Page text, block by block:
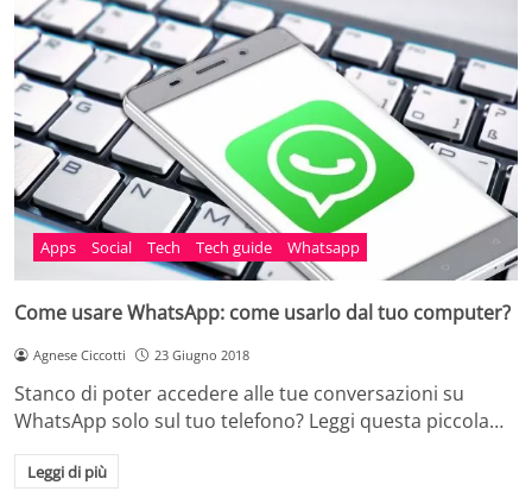
Apps Social Tech Tech guide Whatsapp
Come usare WhatsApp: come usarlo dal tuo computer?
Agnese Ciccotti 23 Giugno 2018
Stanco di poter accedere alle tue conversazioni su
WhatsApp solo sul tuo telefono? Leggi questa piccola…
Leggi di più